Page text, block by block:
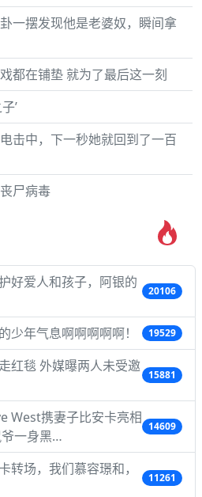
一摆发现他是老婆奴，瞬间拿
都在铺垫 就为了最后这一刻
’
击中，下一秒她就回到了一百
尸病毒
好爱人和孩子，阿银的
20106
少年气息啊啊啊啊啊！ 19529
红毯 外媒曝两人未受邀
15881
West携妻子比安卡亮相
一身黑…
14609
转场，我们慕容璟和，
11261